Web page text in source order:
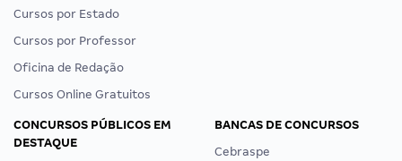
Cursos por Estado
Cursos por Professor
Oficina de Redação
Cursos Online Gratuitos
CONCURSOS PÚBLICOS EM
DESTAQUE
BANCAS DE CONCURSOS
Cebraspe